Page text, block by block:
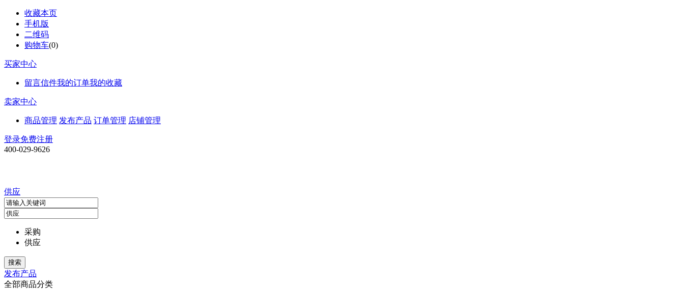
收藏本页
手机版
二维码
购物车(0)
买家中心
留言信件我的订单我的收藏
卖家中心
商品管理 发布产品 订单管理 店铺管理
登录免费注册
400-029-9626
供应
采购
供应
发布产品
全部商品分类